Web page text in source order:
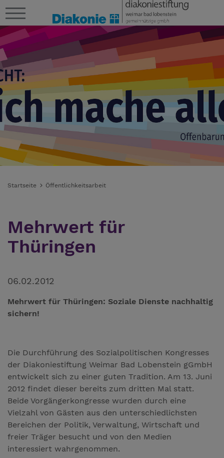
Startseite Öffentlichkeitsarbeit
Mehrwert für
Thüringen
06.02.2012
Mehrwert für Thüringen: Soziale Dienste nachhaltig
sichern!
Die Durchführung des Sozialpolitischen Kongresses
der Diakoniestiftung Weimar Bad Lobenstein gGmbH
entwickelt sich zu einer guten Tradition. Am 13. Juni
2012 findet dieser bereits zum dritten Mal statt.
Beide Vorgängerkongresse wurden durch eine
Vielzahl von Gästen aus den unterschiedlichsten
Bereichen der Politik, Verwaltung, Wirtschaft und
freier Träger besucht und von den Medien
interessiert wahrgenommen.